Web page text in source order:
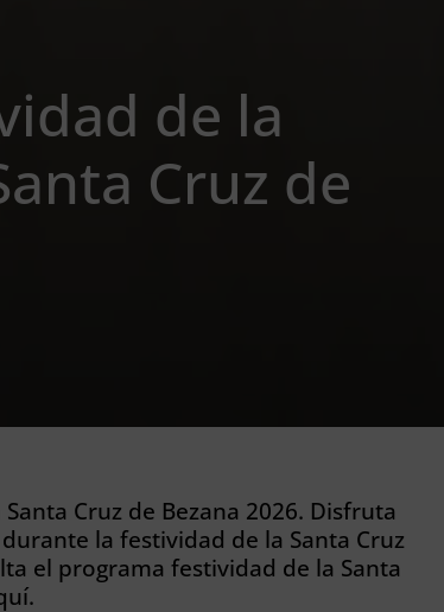
de la
Cruz de
Cruz de Bezana 2026. Disfruta
la festividad de la Santa Cruz
el programa festividad de la Santa